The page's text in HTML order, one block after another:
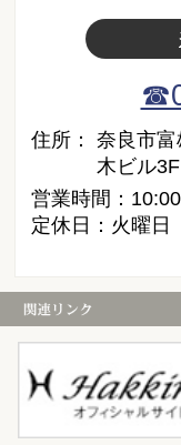
住所：
奈良市
木ビル3F
営業時間：
定休日：火曜日